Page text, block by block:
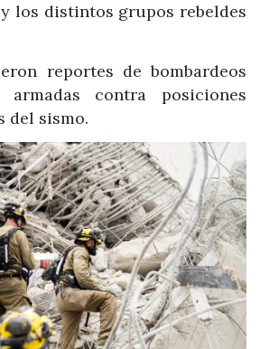
los distintos grupos rebeldes
reportes de bombardeos
contra posiciones
del sismo.